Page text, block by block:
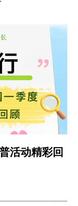
活动精彩回